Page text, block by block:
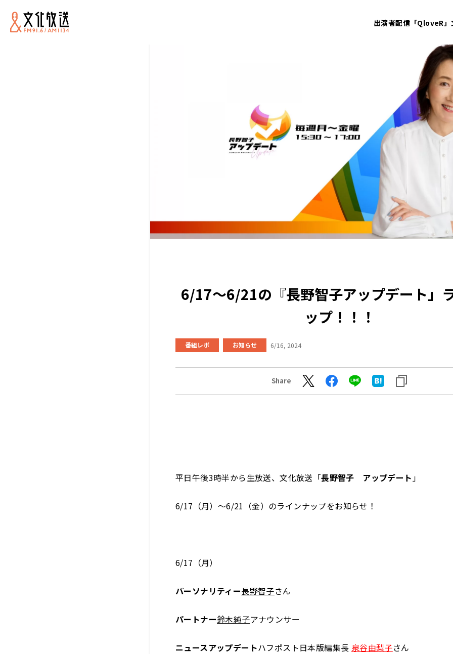
出演者配信「QloveR」
6/17～6/21の『長野智子アップデート」
ップ！！！
番組レポ お知らせ 6/16, 2024
Share
平日午後3時半から生放送、文化放送「長野智子 アップデート 」
6/17（月）～6/21（金）のラインナップをお知らせ！
6/17（月）
パーソナリティー長野智子さん
パートナー鈴木純子アナウンサー
ニュースアップデートハフポスト日本版編集長 泉谷由梨子さん